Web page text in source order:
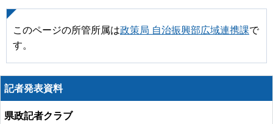
このページの所管所属は政策局 自治振興部広域連携課で
す。
記者発表資料
県政記者クラブ